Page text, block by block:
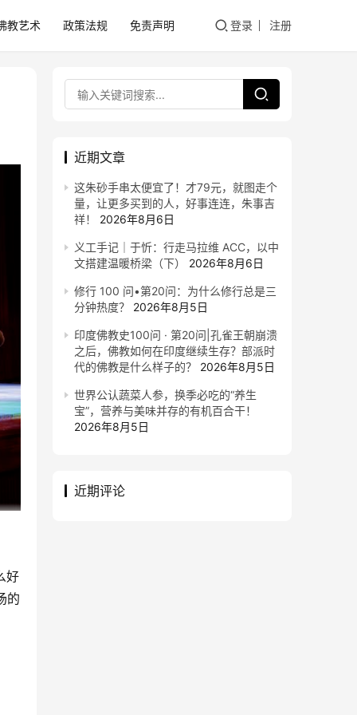
教艺术 政策法规 免责声明 登录 注册
好
的
近期文章
这朱砂手串太便宜了！才79元，就图走个
量，让更多买到的人，好事连连，朱事吉
祥！
2026年8月6日
义工手记｜于忻：行走马拉维 ACC，以中
文搭建温暖桥梁（下）
2026年8月6日
修行 100 问•第20问：为什么修行总是三
分钟热度？
2026年8月5日
印度佛教史100问 · 第20问|孔雀王朝崩溃
之后，佛教如何在印度继续生存？部派时
代的佛教是什么样子的？
2026年8月5日
世界公认蔬菜人参，换季必吃的“养生
宝”，营养与美味并存的有机百合干！
2026年8月5日
近期评论